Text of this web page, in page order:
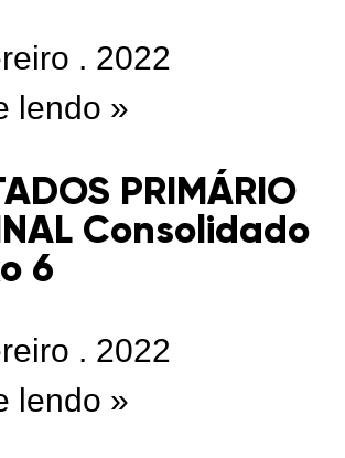
. 2022
lendo »
PRIMÁRIO
Consolidado
6
. 2022
lendo »